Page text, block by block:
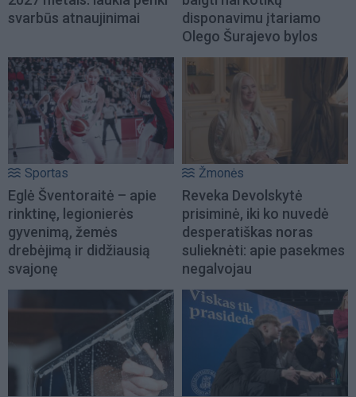
svarbūs atnaujinimai
disponavimu įtariamo
Olego Šurajevo bylos
Sportas
Eglė Šventoraitė – apie
rinktinę, legionierės
gyvenimą, žemės
drebėjimą ir didžiausią
svajonę
Žmonės
Reveka Devolskytė
prisiminė, iki ko nuvedė
desperatiškas noras
sulieknėti: apie pasekmes
negalvojau